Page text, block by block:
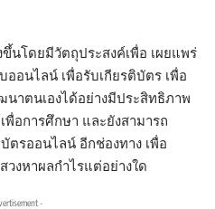
นโดยมีวัตถุประสงค์เพื่อ เผยแพร่
อนไลน์ เพื่อรับเกียรติบัตร เพื่อ
าตนเองได้อย่างมีประสิทธิภาพ
อการศึกษา และยังสามารถ
ตรออนไลน์ อีกช่องทาง เพื่อ
งหาผลกำไรแต่อย่างใด
-